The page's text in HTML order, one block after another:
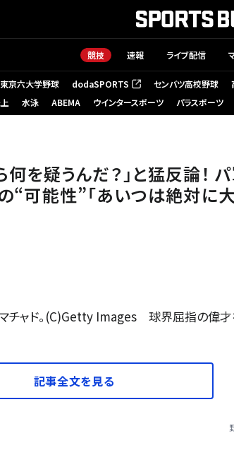
競技 速報 ライブ配信
東京六大学野球 dodaSPORTS
（新しいタブで開く） センバツ高校野球
水泳 ABEMA ウインタースポーツ パラスポーツ
を疑うんだ？」と猛反論！
“可能性”「あいつは絶対に
チャド。(C)Getty Images 球界屈指の偉
記事全文を見る